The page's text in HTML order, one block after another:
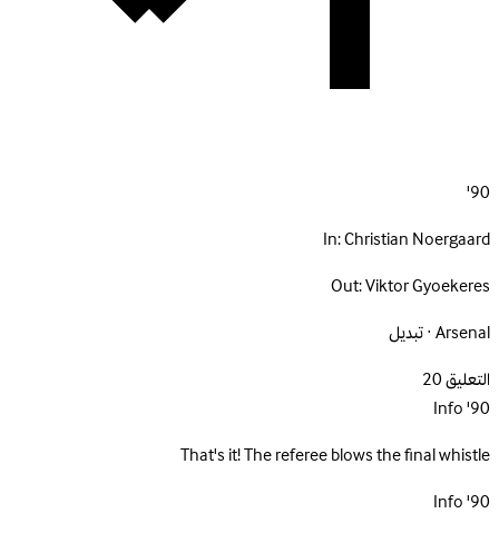
90'
In:Christian Noergaard
Out:Viktor Gyoekeres
Arsenal · تبديل
التعليق20
90'
Info
That's it! The referee blows the final whistle
90'
Info